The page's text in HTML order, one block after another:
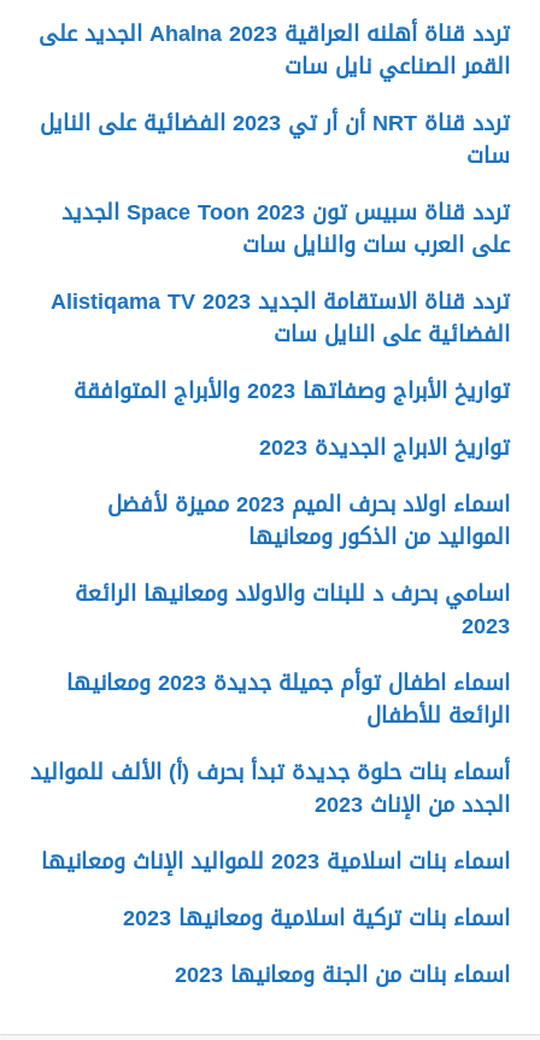
تردد قناة أهلنه العراقية Ahalna 2023 الجديد على
القمر الصناعي نايل سات
تردد قناة NRT أن أر تي 2023 الفضائية على النايل
سات
تردد قناة سبيس تون Space Toon 2023 الجديد
على العرب سات والنايل سات
تردد قناة الاستقامة الجديد 2023 Alistiqama TV
الفضائية على النايل سات
تواريخ الأبراج وصفاتها 2023 والأبراج المتوافقة
تواريخ الابراج الجديدة 2023
اسماء اولاد بحرف الميم 2023 مميزة لأفضل
المواليد من الذكور ومعانيها
اسامي بحرف د للبنات والاولاد ومعانيها الرائعة
2023
اسماء اطفال توأم جميلة جديدة 2023 ومعانيها
الرائعة للأطفال
أسماء بنات حلوة جديدة تبدأ بحرف (أ) الألف للمواليد
الجدد من الإناث 2023
اسماء بنات اسلامية 2023 للمواليد الإناث ومعانيها
اسماء بنات تركية اسلامية ومعانيها 2023
اسماء بنات من الجنة ومعانيها 2023